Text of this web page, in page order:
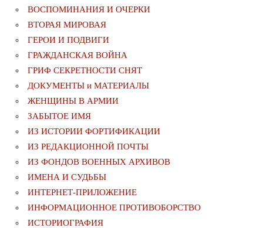
ВОСПОМИНАНИЯ И ОЧЕРКИ
ВТОРАЯ МИРОВАЯ
ГЕРОИ И ПОДВИГИ
ГРАЖДАНСКАЯ ВОЙНА
ГРИФ СЕКРЕТНОСТИ СНЯТ
ДОКУМЕНТЫ и МАТЕРИАЛЫ
ЖЕНЩИНЫ В АРМИИ
ЗАБЫТОЕ ИМЯ
ИЗ ИСТОРИИ ФОРТИФИКАЦИИ
ИЗ РЕДАКЦИОННОЙ ПОЧТЫ
ИЗ ФОНДОВ ВОЕННЫХ АРХИВОВ
ИМЕНА И СУДЬБЫ
ИНТЕРНЕТ-ПРИЛОЖЕНИЕ
ИНФОРМАЦИОННОЕ ПРОТИВОБОРСТВО
ИСТОРИОГРАФИЯ